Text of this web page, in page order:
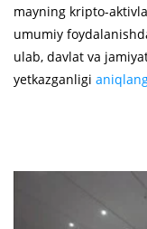
mayning kripto-
umumiy
ulab, davlat va
yetkazganligi